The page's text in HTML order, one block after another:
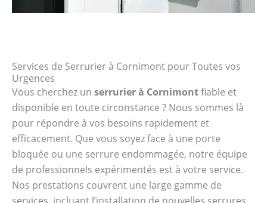
Services de Serrurier à Cornimont pour Toutes vos
Urgences
Vous cherchez un serrurier à Cornimontfiable et
disponible en toute circonstance ? Nous sommes là
pour répondre à vos besoins rapidement et
efficacement. Que vous soyez face à une porte
bloquée ou une serrure endommagée, notre équipe
de professionnels expérimentés est à votre service.
Nos prestations couvrent une large gamme de